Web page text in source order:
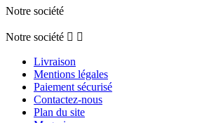
Notre société
Notre société  
Livraison
Mentions légales
Paiement sécurisé
Contactez-nous
Plan du site